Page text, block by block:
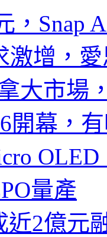
，Snap
增，
大市場
開幕，
量產
近2億元